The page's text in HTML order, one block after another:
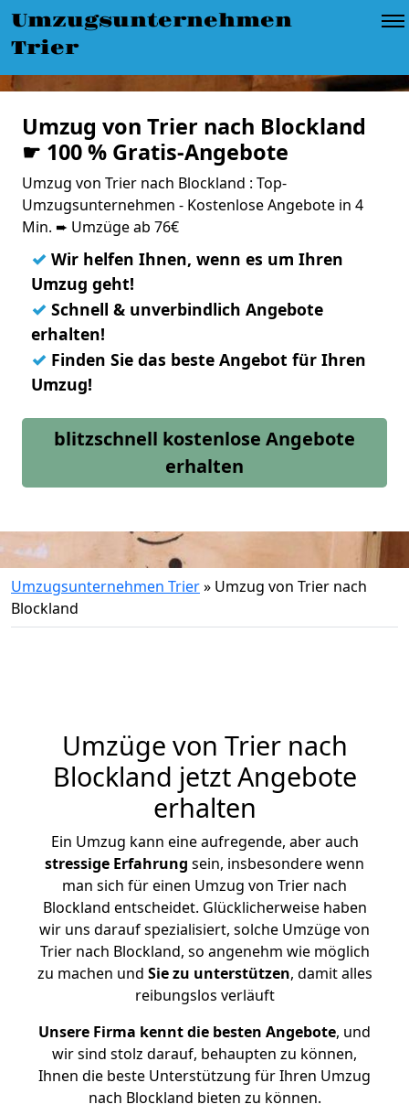
Umzugsunternehmen
Trier
Umzug von Trier nach Blockland
☛ 100 % Gratis-Angebote
Umzug von Trier nach Blockland : Top-
Umzugsunternehmen - Kostenlose Angebote in 4
Min. ➨ Umzüge ab 76€
✓ Wir helfen Ihnen, wenn es um Ihren
Umzug geht!
✓ Schnell & unverbindlich Angebote
erhalten!
✓ Finden Sie das beste Angebot für Ihren
Umzug!
blitzschnell kostenlose Angebote
erhalten
Umzugsunternehmen Trier» Umzug von Trier nach
Blockland
Umzüge von Trier nach
Blockland jetzt Angebote
erhalten
Ein Umzug kann eine aufregende, aber auch
stressige Erfahrung sein, insbesondere wenn
man sich für einen Umzug von Trier nach
Blockland entscheidet. Glücklicherweise haben
wir uns darauf spezialisiert, solche Umzüge von
Trier nach Blockland, so angenehm wie möglich
zu machen und Sie zu unterstützen, damit alles
reibungslos verläuft
Unsere Firma kennt die besten Angebote, und
wir sind stolz darauf, behaupten zu können,
Ihnen die beste Unterstützung für Ihren Umzug
nach Blockland bieten zu können.